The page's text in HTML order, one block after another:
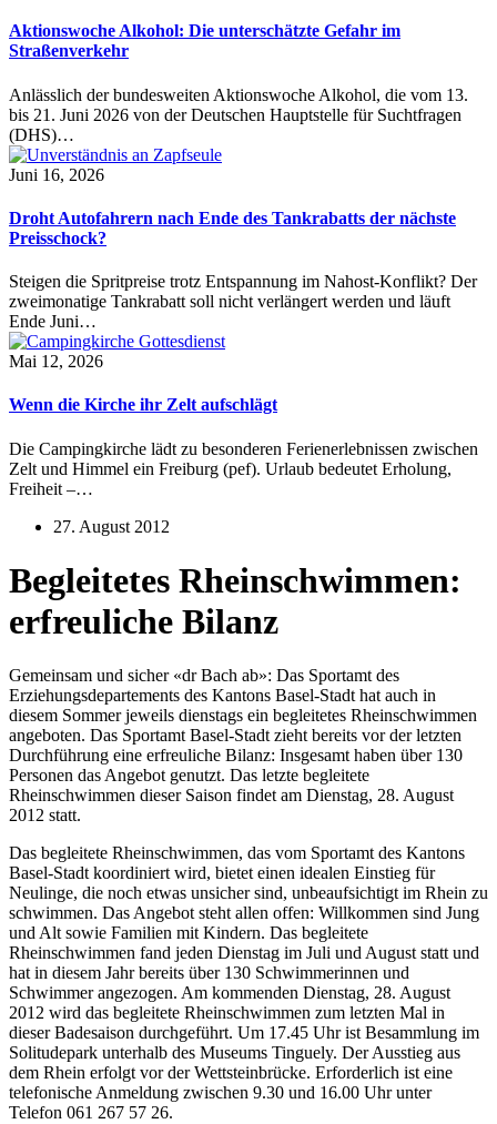
Aktionswoche Alkohol: Die unterschätzte Gefahr im
Straßenverkehr
Anlässlich der bundesweiten Aktionswoche Alkohol, die vom 13.
bis 21. Juni 2026 von der Deutschen Hauptstelle für Suchtfragen
(DHS)…
Juni 16, 2026
Droht Autofahrern nach Ende des Tankrabatts der nächste
Preisschock?
Steigen die Spritpreise trotz Entspannung im Nahost-Konflikt? Der
zweimonatige Tankrabatt soll nicht verlängert werden und läuft
Ende Juni…
Mai 12, 2026
Wenn die Kirche ihr Zelt aufschlägt
Die Campingkirche lädt zu besonderen Ferienerlebnissen zwischen
Zelt und Himmel ein Freiburg (pef). Urlaub bedeutet Erholung,
Freiheit –…
27. August 2012
Begleitetes Rheinschwimmen:
erfreuliche Bilanz
Gemeinsam und sicher «dr Bach ab»: Das Sportamt des
Erziehungsdepartements des Kantons Basel-Stadt hat auch in
diesem Sommer jeweils dienstags ein begleitetes Rheinschwimmen
angeboten. Das Sportamt Basel-Stadt zieht bereits vor der letzten
Durchführung eine erfreuliche Bilanz: Insgesamt haben über 130
Personen das Angebot genutzt. Das letzte begleitete
Rheinschwimmen dieser Saison findet am Dienstag, 28. August
2012 statt.
Das begleitete Rheinschwimmen, das vom Sportamt des Kantons
Basel-Stadt koordiniert wird, bietet einen idealen Einstieg für
Neulinge, die noch etwas unsicher sind, unbeaufsichtigt im Rhein zu
schwimmen. Das Angebot steht allen offen: Willkommen sind Jung
und Alt sowie Familien mit Kindern. Das begleitete
Rheinschwimmen fand jeden Dienstag im Juli und August statt und
hat in diesem Jahr bereits über 130 Schwimmerinnen und
Schwimmer angezogen. Am kommenden Dienstag, 28. August
2012 wird das begleitete Rheinschwimmen zum letzten Mal in
dieser Badesaison durchgeführt. Um 17.45 Uhr ist Besammlung im
Solitudepark unterhalb des Museums Tinguely. Der Ausstieg aus
dem Rhein erfolgt vor der Wettsteinbrücke. Erforderlich ist eine
telefonische Anmeldung zwischen 9.30 und 16.00 Uhr unter
Telefon 061 267 57 26.